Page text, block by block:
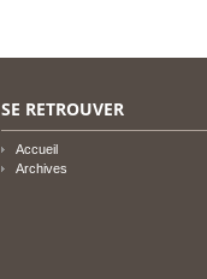
SE RETROUVER
Accueil
Archives